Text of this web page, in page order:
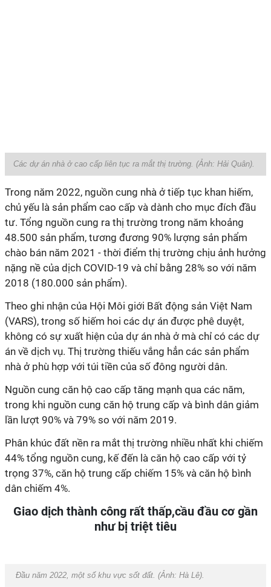
Các dự án nhà ở cao cấp liên tục ra mắt thị trường. (Ảnh: Hải Quân).
Trong năm 2022, nguồn cung nhà ở tiếp tục khan hiếm,
chủ yếu là sản phẩm cao cấp và dành cho mục đích đầu
tư. Tổng nguồn cung ra thị trường trong năm khoảng
48.500 sản phẩm, tương đương 90% lượng sản phẩm
chào bán năm 2021 - thời điểm thị trường chịu ảnh hưởng
nặng nề của dịch COVID-19 và chỉ bằng 28% so với năm
2018 (180.000 sản phẩm).
Theo ghi nhận của Hội Môi giới Bất động sản Việt Nam
(VARS), trong số hiếm hoi các dự án được phê duyệt,
không có sự xuất hiện của dự án nhà ở mà chỉ có các dự
án về dịch vụ. Thị trường thiếu vắng hẳn các sản phẩm
nhà ở phù hợp với túi tiền của số đông người dân.
Nguồn cung căn hộ cao cấp tăng mạnh qua các năm,
trong khi nguồn cung căn hộ trung cấp và bình dân giảm
lần lượt 90% và 79% so với năm 2019.
Phân khúc đất nền ra mắt thị trường nhiều nhất khi chiếm
44% tổng nguồn cung, kế đến là căn hộ cao cấp với tỷ
trọng 37%, căn hộ trung cấp chiếm 15% và căn hộ bình
dân chiếm 4%.
Giao dịch thành công rất thấp,cầu đầu cơ gần
như bị triệt tiêu
Đầu năm 2022, một số khu vực sốt đất. (Ảnh: Hà Lê).